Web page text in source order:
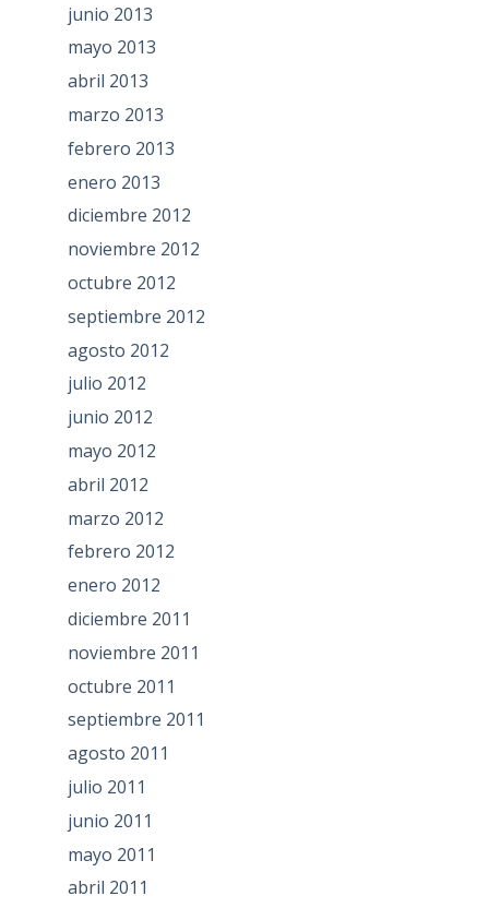
junio 2013
mayo 2013
abril 2013
marzo 2013
febrero 2013
enero 2013
diciembre 2012
noviembre 2012
octubre 2012
septiembre 2012
agosto 2012
julio 2012
junio 2012
mayo 2012
abril 2012
marzo 2012
febrero 2012
enero 2012
diciembre 2011
noviembre 2011
octubre 2011
septiembre 2011
agosto 2011
julio 2011
junio 2011
mayo 2011
abril 2011